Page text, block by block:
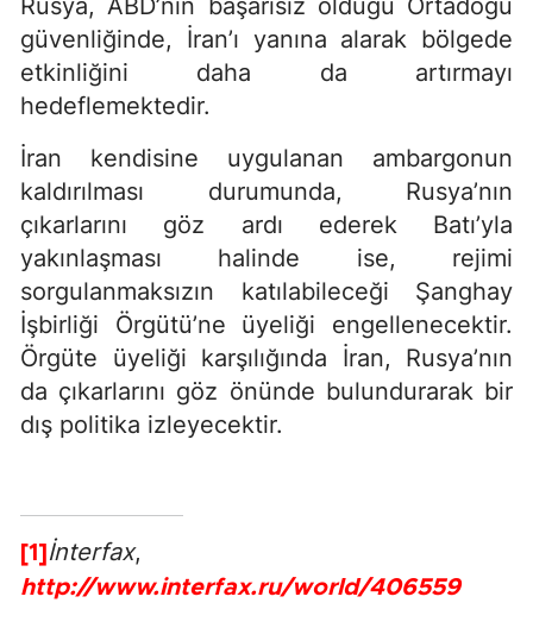
Rusya, ABD’nin başarısız olduğu Ortadoğu
güvenliğinde, İran’ı yanına alarak bölgede
etkinliğini daha da artırmayı
hedeflemektedir.
İran kendisine uygulanan ambargonun
kaldırılması durumunda, Rusya’nın
çıkarlarını göz ardı ederek Batı’yla
yakınlaşması halinde ise, rejimi
sorgulanmaksızın katılabileceği Şanghay
İşbirliği Örgütü’ne üyeliği engellenecektir.
Örgüte üyeliği karşılığında İran, Rusya’nın
da çıkarlarını göz önünde bulundurarak bir
dış politika izleyecektir.
[1] İnterfax,
http://www.interfax.ru/world/406559